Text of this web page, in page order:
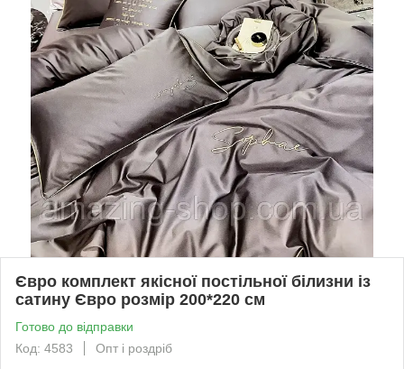
Євро комплект якісної постільної білизни із
сатину Євро розмір 200*220 см
Готово до відправки
Код: 4583
Опт і роздріб